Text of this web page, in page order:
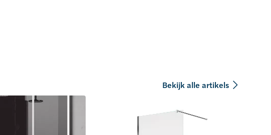
Bekijk alle artikels